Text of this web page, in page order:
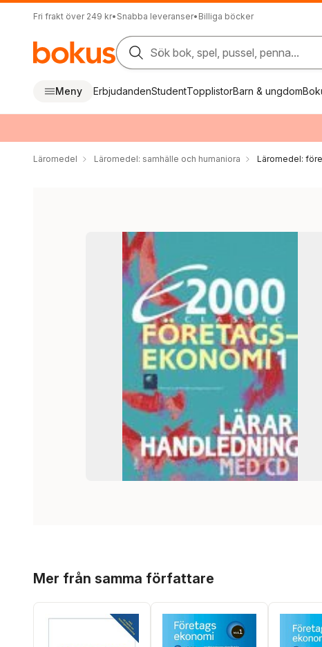
Fri frakt över 249 kr• Snabba leveranser• Billiga böcker
Sök bok, spel, pussel, penna...
Meny ErbjudandenStudentTopplistorBarn & ungdom
Läromedel Läromedel: samhälle och humaniora Läromedel:
Mer från samma författare